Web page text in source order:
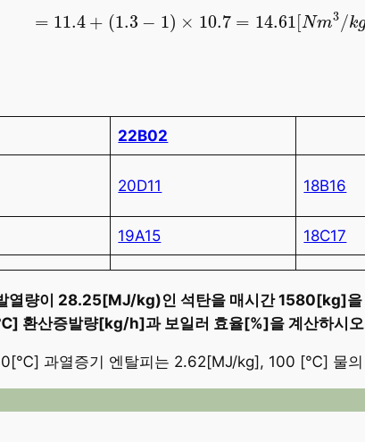
= 11.4 + (1.3 − 1) × 10.7 = 14.61[Nm3/k
= 11.4 +( 1.3 1) × 10.7=14.61 [ Nm3/ g ]
22B02
20D11 18B16
19A15 18C17
열량이 28.25[MJ/kg)인 석탄을 매시간 1580[kg]
환산증발량[kg/h]과 보일러 효율[%]을 계산하시
과열증기 엔탈피는 2.62[MJ/kg], 100 [℃] 물의